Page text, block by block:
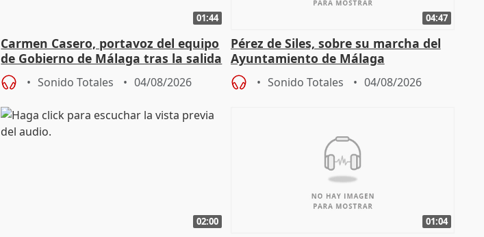
01:44
Carmen Casero, portavoz del equipo
de Gobierno de Málaga tras la salida
de Pérez de Siles
Sonido Totales 04/08/2026
04:47
Pérez de Siles, sobre su marcha del
Ayuntamiento de Málaga
Sonido Totales 04/08/2026
02:00 01:04